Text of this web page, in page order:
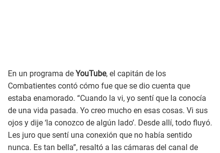
En un programa de YouTube, el capitán de los
Combatientes contó cómo fue que se dio cuenta que
estaba enamorado. “Cuando la vi, yo sentí que la conocía
de una vida pasada. Yo creo mucho en esas cosas. Vi sus
ojos y dije ‘la conozco de algún lado’. Desde allí, todo fluyó.
Les juro que sentí una conexión que no había sentido
nunca. Es tan bella”, resaltó a las cámaras del canal de